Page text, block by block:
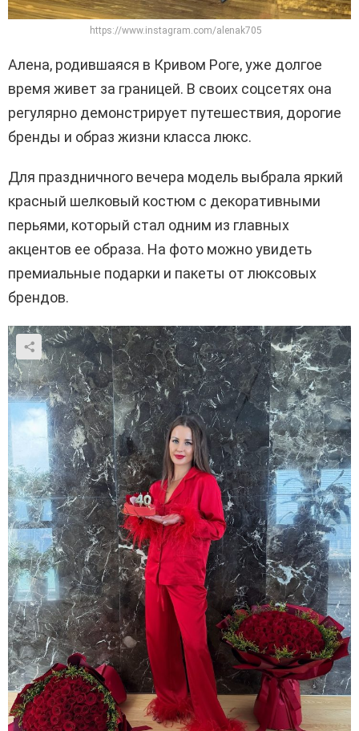
https://www.instagram.com/alenak705
Алена, родившаяся в Кривом Роге, уже долгое
время живет за границей. В своих соцсетях она
регулярно демонстрирует путешествия, дорогие
бренды и образ жизни класса люкс.
Для праздничного вечера модель выбрала яркий
красный шелковый костюм с декоративными
перьями, который стал одним из главных
акцентов ее образа. На фото можно увидеть
премиальные подарки и пакеты от люксовых
брендов.